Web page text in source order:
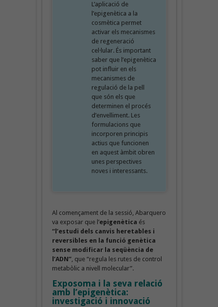
L’aplicació de
l’epigenètica a la
cosmètica permet
activar els mecanismes
de regeneració
cel·lular. És important
saber que l’epigenètica
pot influir en els
mecanismes de
regulació de la pell
que són els que
determinen el procés
d’envelliment. Les
formulacions que
incorporen principis
actius que funcionen
en aquest àmbit obren
unes perspectives
noves i interessants.
Al començament de la sessió, Abarquero
va exposar que l’epigenètica és
“l’estudi dels canvis heretables i
reversibles en la funció genètica
sense modificar la seqüència de
l’ADN”, que “regula les rutes de control
metabòlic a nivell molecular”.
Exposoma i la seva relació
amb l’epigenètica:
investigació i innovació